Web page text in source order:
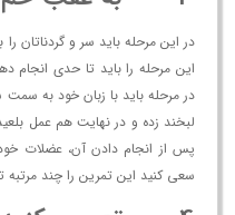
در این مرحله باید سر و
این مرحله را باید تا حدی
در مرحله باید با زبان خود به
لبخند زده و در نهایت هم عمل
پس از انجام دادن آن، عضلات
سعی کنید این تمرین را چند مرتبه